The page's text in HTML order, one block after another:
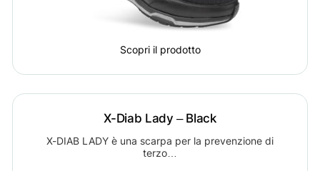
Scopri il prodotto
X-Diab Lady – Black
X-DIAB LADY è una scarpa per la prevenzione di
terzo…